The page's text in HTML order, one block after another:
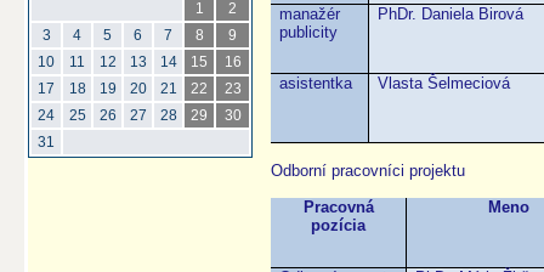
1
2
3
4 5 6 7 8
9
10
11 12 13 14 15
16
17
18 19 20 21 22
23
24
25 26 27 28 29
30
31
manažér
publicity
PhDr. Daniela Birová
asistentka Vlasta Šelmeciová
Odborní pracovníci projektu
Pracovná
pozícia
Meno